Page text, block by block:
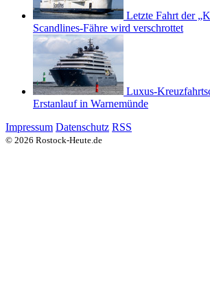
Letzte Fahrt der
Scandlines-Fähre wird verschrottet
Luxus-
Erstanlauf in Warnemünde
Impressum Datenschutz RSS
© 2026 Rostock-Heute.de